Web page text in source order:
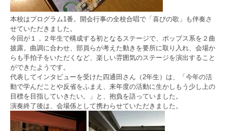
本校はプログラム1番。開会行事の全校合唱で「喜びの歌」も伴奏さ
せていただきました。
今回が１，２年生で構成する初となるステージで、ポップス系を２曲
披露。曲調に合わせ、部員らが考えた動きを要所に取り入れ、会場か
らも手拍子をいただくなど、楽しい雰囲気のステージを演出すること
ができたようです。
代表してインタビューを受けた四通田さん（2年生）は、「今年の活
動で学んだことや反省をふまえ、来年度の活動に生かしもう少し上の
目標を目指していきたい。」と、抱負を語っていました。
演奏終了後は、会場係として携わらせていただきました。